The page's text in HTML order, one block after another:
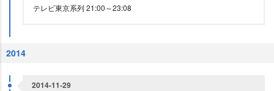
テレビ東京系列 21:00～23:08
2014
2014-11-29